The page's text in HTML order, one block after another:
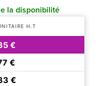
la disponibilité
H.T
€
€
€